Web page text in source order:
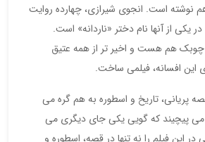
نوشته است. انجوی شیرازی، چهارده روایت
یکی از آنها نام دختر «ناردانه» است.
هم هست و اخیر تر از همه عتیق
این افسانه، فیلمی ساخت.
پریانی، تاریخ و اسطوره به هم گره می
می پیچیند که گویی یکی جای دیگری می
در این فیلم را نه تنها در قصه، اسطوره و